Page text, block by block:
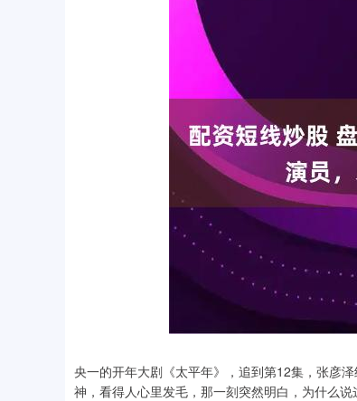
央一的开年大剧《太平年》，追到第12集，张彦
神，看得人心里发毛，那一刻突然明白，为什么